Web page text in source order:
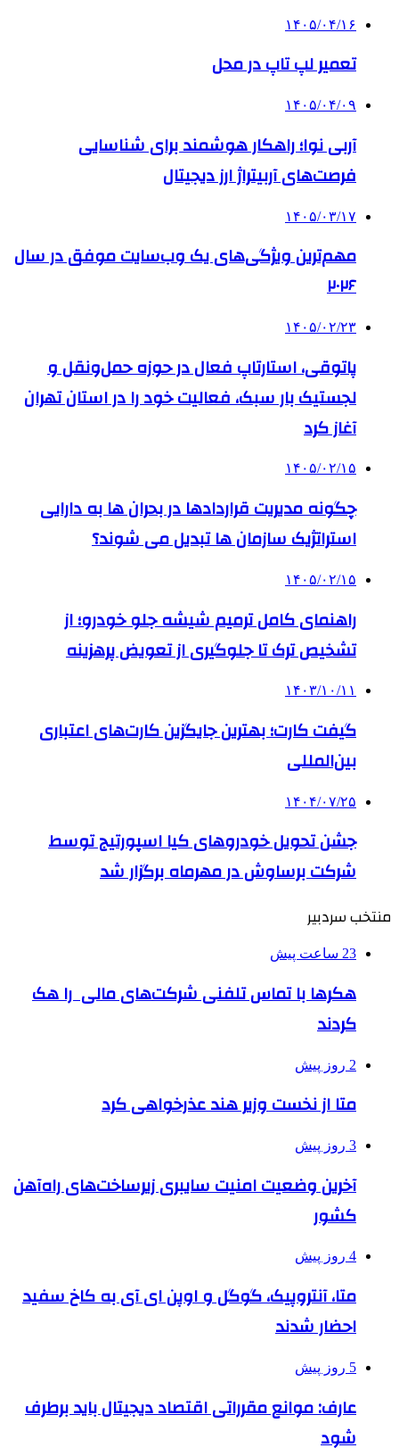
۱۴۰۵/۰۴/۱۶
تعمیر لپ تاپ در محل
۱۴۰۵/۰۴/۰۹
آربی نوا؛ راهکار هوشمند برای شناسایی
فرصت‌های آربیتراژ ارز دیجیتال
۱۴۰۵/۰۳/۱۷
مهم‌ترین ویژگی‌های یک وب‌سایت موفق در سال
۲۰۲۶
۱۴۰۵/۰۲/۲۳
پاتوقی، استارتاپ فعال در حوزه حمل‌ونقل و
لجستیک بار سبک، فعالیت خود را در استان تهران
آغاز کرد
۱۴۰۵/۰۲/۱۵
چگونه مدیریت قراردادها در بحران ها به دارایی
استراتژیک سازمان ها تبدیل می شوند؟
۱۴۰۵/۰۲/۱۵
راهنمای کامل ترمیم شیشه جلو خودرو؛ از
تشخیص ترک تا جلوگیری از تعویض پرهزینه
۱۴۰۳/۱۰/۱۱
گیفت کارت؛ بهترین جایگزین کارت‌های اعتباری
بین‌المللی
۱۴۰۴/۰۷/۲۵
جشن تحویل خودروهای کیا اسپورتیج توسط
شرکت برساوش در مهرماه برگزار شد
منتخب سردبیر
23 ساعت پیش
هکرها با تماس تلفنی شرکت‌های مالی را هک
کردند
2 روز پیش
متا از نخست وزیر هند عذرخواهی کرد
3 روز پیش
آخرین وضعیت امنیت سایبری زیرساخت‌های راه‌آهن
کشور
4 روز پیش
متا، آنتروپیک، گوگل و اوپن ای آی به کاخ سفید
احضار شدند
5 روز پیش
عارف: موانع مقرراتی اقتصاد دیجیتال باید برطرف
شود